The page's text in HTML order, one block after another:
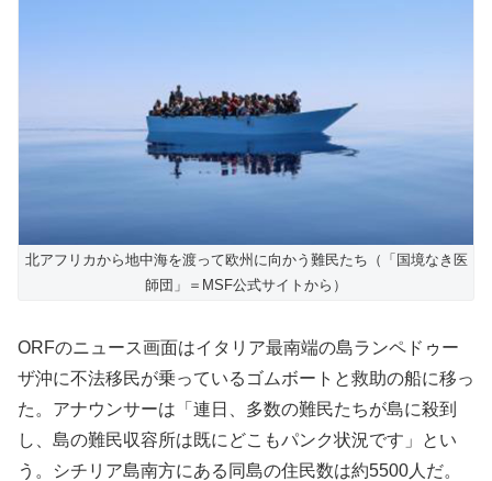
北アフリカから地中海を渡って欧州に向かう難民たち（「国境なき医
師団」＝MSF公式サイトから）
ORFのニュース画面はイタリア最南端の島ランペドゥー
ザ沖に不法移民が乗っているゴムボートと救助の船に移っ
た。アナウンサーは「連日、多数の難民たちが島に殺到
し、島の難民収容所は既にどこもパンク状況です」とい
う。シチリア島南方にある同島の住民数は約5500人だ。